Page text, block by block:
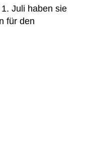
Juli haben sie
für den